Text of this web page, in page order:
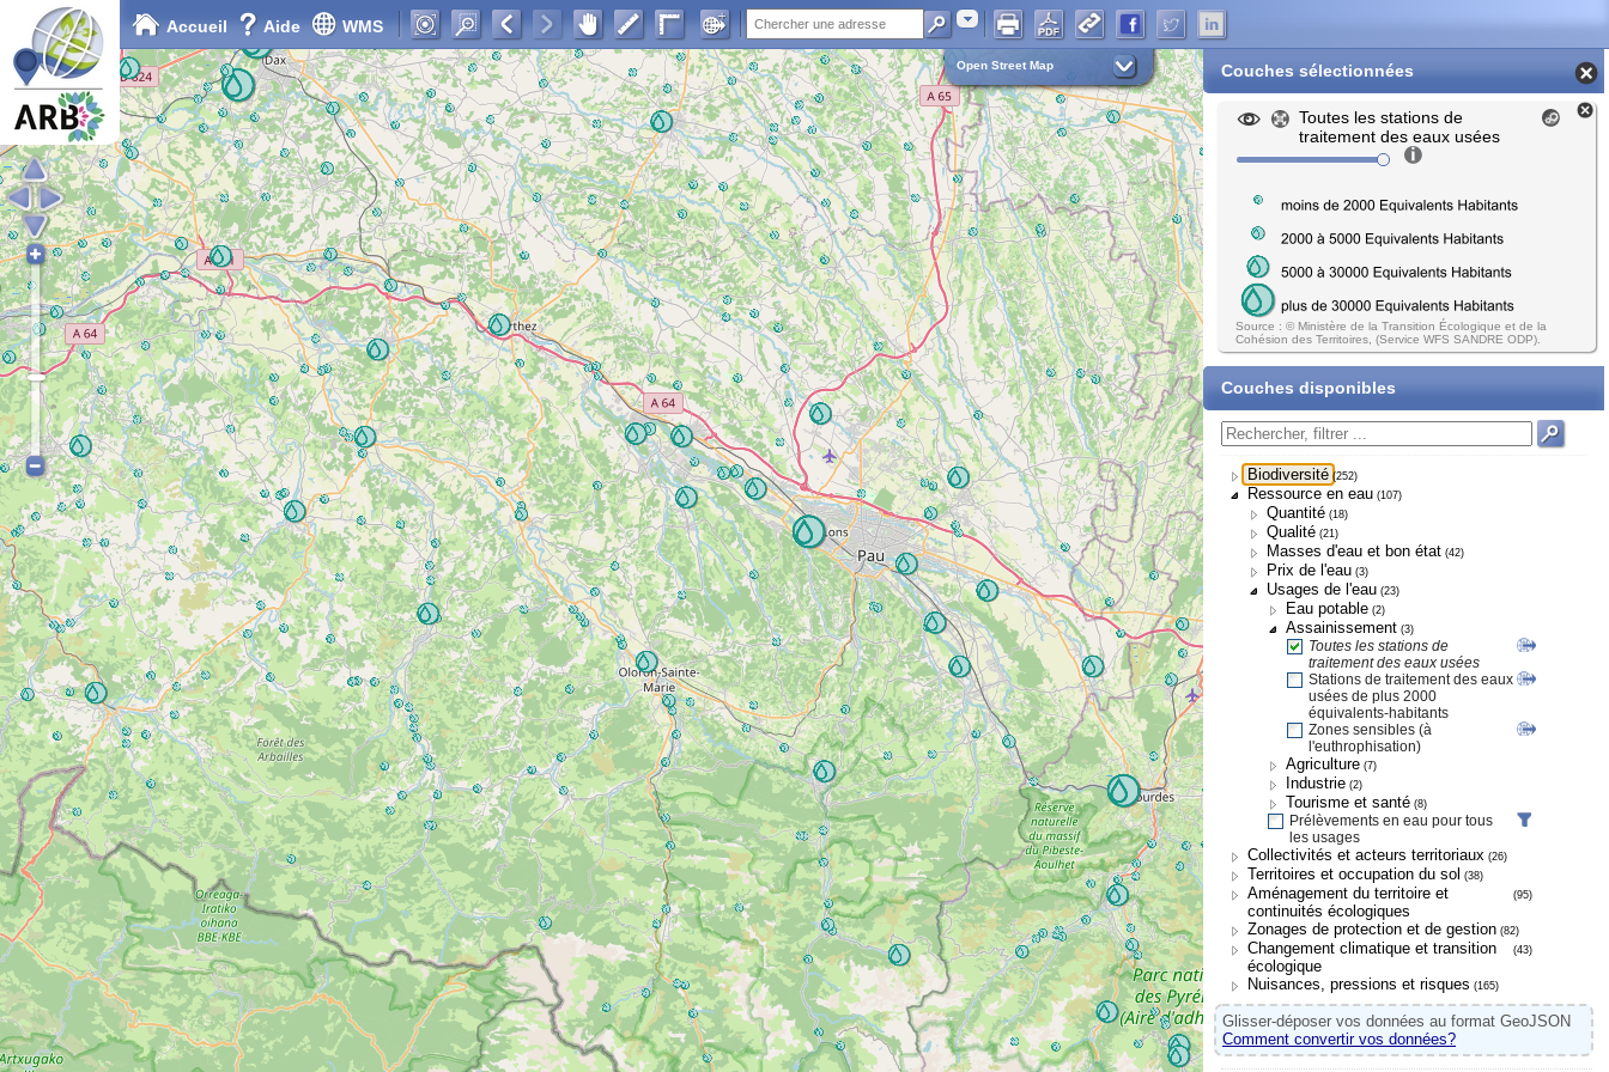
Accueil Aide WMS Adresse
Open Street Map Couches sélectionnées
Toutes les stations de
traitement des eaux usées
Source : © Ministère de la Transition Écologique et de la
Cohésion des Territoires, (Service WFS SANDRE ODP).
Couches disponibles
Biodiversité (252)
Ressource en eau (107)
Quantité (18)
Qualité (21)
Masses d'eau et bon état (42)
Prix de l'eau (3)
Usages de l'eau (23)
Eau potable (2)
Assainissement (3)
Toutes les stations de
traitement des eaux usées
Stations de traitement des eaux
usées de plus 2000
équivalents-habitants
Zones sensibles (à
l'euthrophisation)
Agriculture (7)
Industrie (2)
Tourisme et santé (8)
Prélèvements en eau pour tous
les usages
Collectivités et acteurs territoriaux (26)
Territoires et occupation du sol (38)
Aménagement du territoire et
continuités écologiques
(95)
Zonages de protection et de gestion (82)
Changement climatique et transition
écologique
(43)
Nuisances, pressions et risques (165)
Glisser-déposer vos données au format GeoJSON
Comment convertir vos données?